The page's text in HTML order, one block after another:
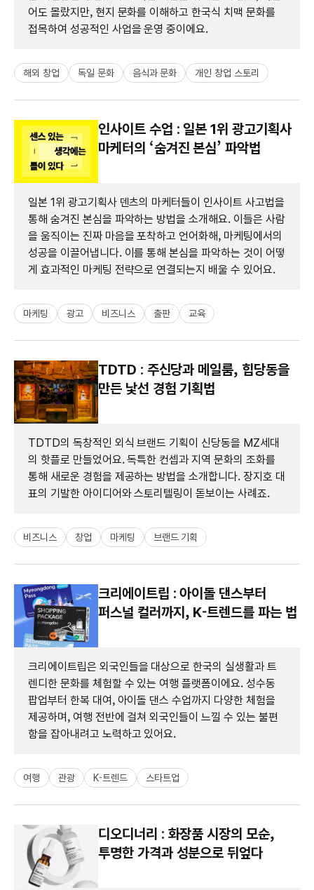
어도 몰랐지만, 현지 문화를 이해하고 한국식 치맥 문화를
접목하여 성공적인 사업을 운영 중이에요.
해외 창업 독일 문화 음식과 문화 개인 창업 스토리
인사이트 수업 : 일본 1위 광고기획사
마케터의 ‘숨겨진 본심’ 파악법
일본 1위 광고기획사 덴츠의 마케터들이 인사이트 사고법을
통해 숨겨진 본심을 파악하는 방법을 소개해요. 이들은 사람
을 움직이는 진짜 마음을 포착하고 언어화해, 마케팅에서의
성공을 이끌어냅니다. 이를 통해 본심을 파악하는 것이 어떻
게 효과적인 마케팅 전략으로 연결되는지 배울 수 있어요.
마케팅 광고 비즈니스 출판 교육
TDTD : 주신당과 메일룸, 힙당동을
만든 낯선 경험 기획법
TDTD의 독창적인 외식 브랜드 기획이 신당동을 MZ세대
의 핫플로 만들었어요. 독특한 컨셉과 지역 문화의 조화를
통해 새로운 경험을 제공하는 방법을 소개합니다. 장지호 대
표의 기발한 아이디어와 스토리텔링이 돋보이는 사례죠.
비즈니스 창업 마케팅 브랜드 기획
크리에이트립 : 아이돌 댄스부터
퍼스널 컬러까지, K-트렌드를 파는 법
크리에이트립은 외국인들을 대상으로 한국의 실생활과 트
렌디한 문화를 체험할 수 있는 여행 플랫폼이에요. 성수동
팝업부터 한복 대여, 아이돌 댄스 수업까지 다양한 체험을
제공하며, 여행 전반에 걸쳐 외국인들이 느낄 수 있는 불편
함을 잡아내려고 노력하고 있어요.
여행 관광 K-트렌드 스타트업
디오디너리 : 화장품 시장의 모순,
투명한 가격과 성분으로 뒤엎다